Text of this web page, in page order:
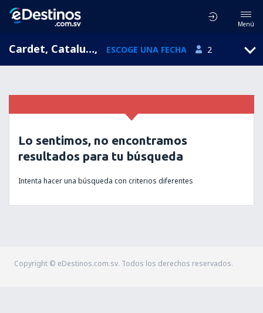
Menú
Cardet, Cataluna, España, ESCOGE UNA FECHA 2
Lo sentimos, no encontramos
resultados para tu búsqueda
Intenta hacer una búsqueda con criterios diferentes
Copyright © eDestinos.com.sv. Todos los derechos reservados.